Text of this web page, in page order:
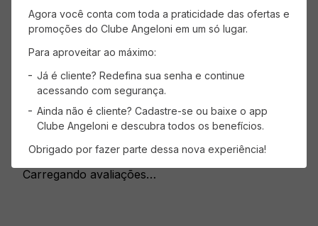
Avaliações
Carregando…
Faça login para escrever uma avaliação.
Mais recentes Todos
Carregando avaliações…
Agora você conta com toda a praticidade das ofertas e
promoções do Clube Angeloni em um só lugar.
Para aproveitar ao máximo:
Já é cliente? Redefina sua senha e continue
acessando com segurança.
Ainda não é cliente? Cadastre-se ou baixe o app
Clube Angeloni e descubra todos os benefícios.
Obrigado por fazer parte dessa nova experiência!